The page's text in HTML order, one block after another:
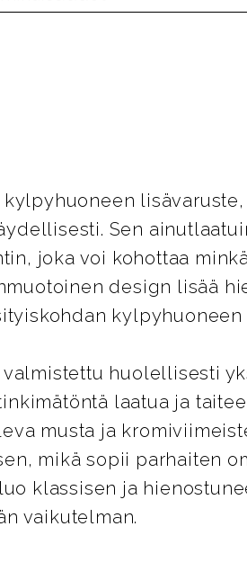
Sen
joka voi kohottaa
design lisää
kylpyhuoneen
huolellisesti
laatua ja
musta ja
mikä sopii parhaiten
klassisen ja
vaikutelman.